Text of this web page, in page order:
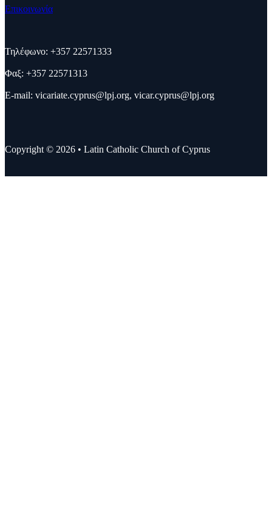
Επικοινωνία
Τηλέφωνο: +357 22571333
Φαξ: +357 22571313
E-mail: vicariate.cyprus@lpj.org, vicar.cyprus@lpj.org
Copyright © 2026 • Latin Catholic Church of Cyprus